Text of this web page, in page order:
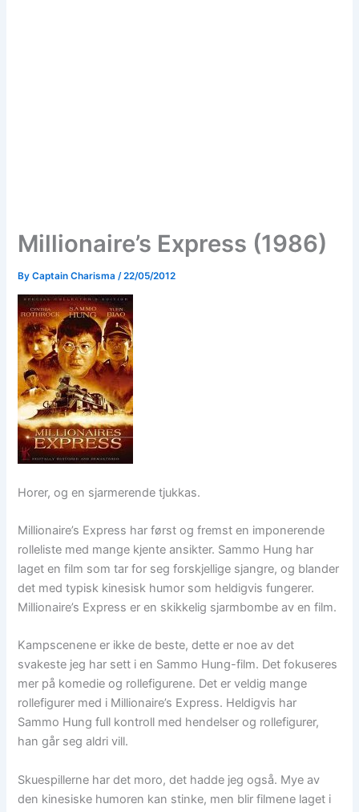
Millionaire’s Express (1986)
ByCaptain Charisma /22/05/2012
Horer, og en sjarmerende tjukkas.
Millionaire’s Express har først og fremst en imponerende
rolleliste med mange kjente ansikter. Sammo Hung har
laget en film som tar for seg forskjellige sjangre, og blander
det med typisk kinesisk humor som heldigvis fungerer.
Millionaire’s Express er en skikkelig sjarmbombe av en film.
Kampscenene er ikke de beste, dette er noe av det
svakeste jeg har sett i en Sammo Hung-film. Det fokuseres
mer på komedie og rollefigurene. Det er veldig mange
rollefigurer med i Millionaire’s Express. Heldigvis har
Sammo Hung full kontroll med hendelser og rollefigurer,
han går seg aldri vill.
Skuespillerne har det moro, det hadde jeg også. Mye av
den kinesiske humoren kan stinke, men blir filmene laget i